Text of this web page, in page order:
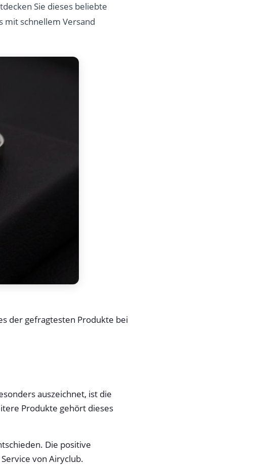
Sie dieses beliebte
mit schnellem Versand
der gefragtesten Produkte bei
auszeichnet, ist die
Produkte gehört dieses
Die positive
von Airyclub.